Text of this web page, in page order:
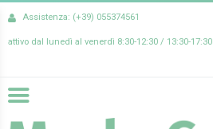
Assistenza: (+39) 055374561
attivo dal lunedì al venerdì 8:30-12:30 / 13:30-17:30